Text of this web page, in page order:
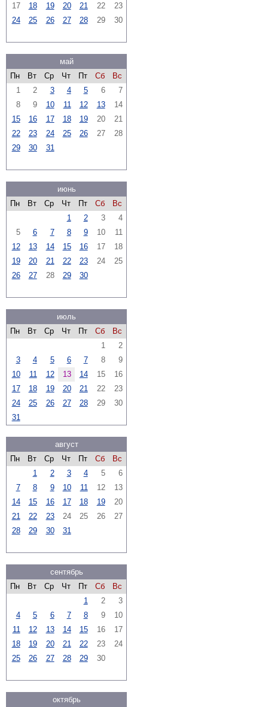
17
18 19 20 21 22
23
24
25 26 27 28 29 30
май
Пн
Вт Ср Чт Пт Сб
Вс
1
2 3 4 5 6
7
8
9 10 11 12 13
14
15
16 17 18 19 20
21
22
23 24 25 26 27
28
29
30 31
июнь
Пн
Вт Ср Чт Пт Сб
Вс
1
2 3
4
5
6 7 8 9 10
11
12
13 14 15 16 17
18
19
20 21 22 23 24
25
26
27 28 29 30
июль
Пн
Вт Ср Чт Пт Сб
Вс
1
2
3
4 5 6 7 8
9
10
11 12 13 14 15
16
17
18 19 20 21 22
23
24
25 26 27 28 29
30
31
август
Пн
Вт Ср Чт Пт Сб
Вс
1
2 3 4 5
6
7
8 9 10 11 12
13
14
15 16 17 18 19
20
21
22 23 24 25 26
27
28
29 30 31
сентябрь
Пн
Вт Ср Чт Пт Сб
Вс
1
2
3
4
5 6 7 8 9
10
11
12 13 14 15 16
17
18
19 20 21 22 23
24
25
26 27 28 29 30
октябрь